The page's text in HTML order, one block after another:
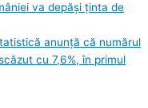
va depăși ținta de
anunță că numărul
cu 7,6%, în primul